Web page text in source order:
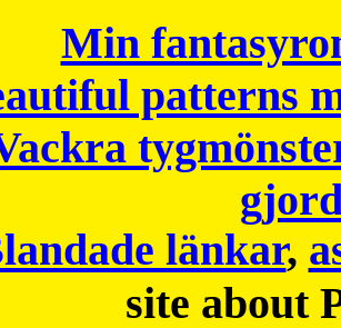
Min
patterns
länkar,
site about